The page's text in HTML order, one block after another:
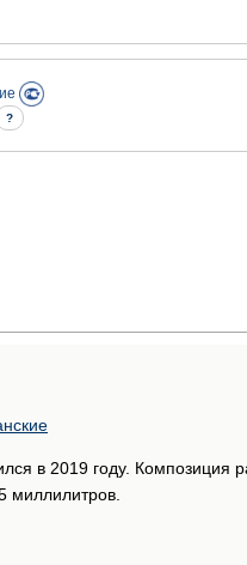
?
в 2019 году.
миллилитров.